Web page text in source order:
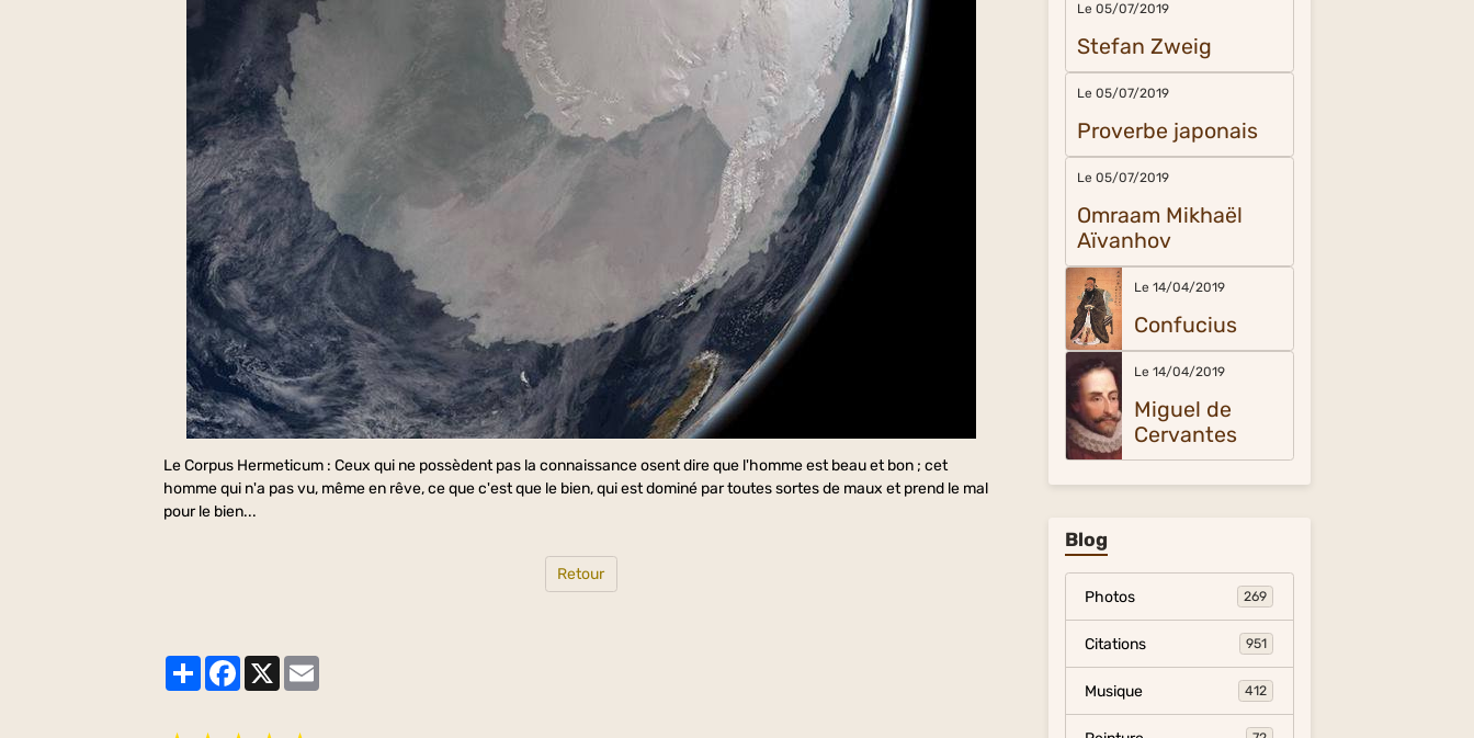
Le Corpus Hermeticum : Ceux qui ne possèdent pas la connaissance osent dire que l'homme est beau et bon ; cet
homme qui n'a pas vu, même en rêve, ce que c'est que le bien, qui est dominé par toutes sortes de maux et prend le mal
pour le bien...
Retour
PartagerFacebook
X
Le 05/07/2019
Stefan Zweig
Le 05/07/2019
Proverbe japonais
Le 05/07/2019
Omraam Mikhaël
Aïvanhov
Le 14/04/2019
Confucius
Le 14/04/2019
Miguel de
Cervantes
Blog
Photos 269
Citations 951
Musique 412